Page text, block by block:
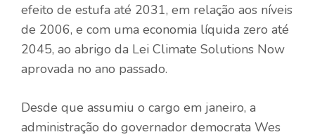
efeito de estufa até 2031, em relação aos níveis
de 2006, e com uma economia líquida zero até
2045, ao abrigo da Lei Climate Solutions Now
aprovada no ano passado.
Desde que assumiu o cargo em janeiro, a
administração do governador democrata Wes